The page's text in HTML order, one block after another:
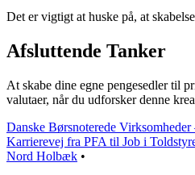
Det er vigtigt at huske på, at
Afsluttende Tanker
At skabe dine egne pengesedler til
valutaer, når du udforsker denne
Danske Børsnoterede
Karrierevej fra PFA til Job i
Nord Holbæk •